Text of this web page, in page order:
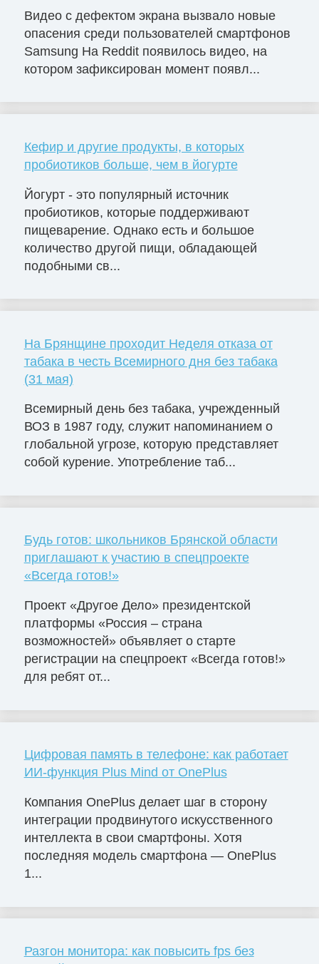
Видео с дефектом экрана вызвало новые
опасения среди пользователей смартфонов
Samsung На Reddit появилось видео, на
котором зафиксирован момент появл...
Кефир и другие продукты, в которых
пробиотиков больше, чем в йогурте
Йогурт - это популярный источник
пробиотиков, которые поддерживают
пищеварение. Однако есть и большое
количество другой пищи, обладающей
подобными св...
На Брянщине проходит Неделя отказа от
табака в честь Всемирного дня без табака
(31 мая)
Всемирный день без табака, учрежденный
ВОЗ в 1987 году, служит напоминанием о
глобальной угрозе, которую представляет
собой курение. Употребление таб...
Будь готов: школьников Брянской области
приглашают к участию в спецпроекте
«Всегда готов!»
Проект «Другое Дело» президентской
платформы «Россия – страна
возможностей» объявляет о старте
регистрации на спецпроект «Всегда готов!»
для ребят от...
Цифровая память в телефоне: как работает
ИИ-функция Plus Mind от OnePlus
Компания OnePlus делает шаг в сторону
интеграции продвинутого искусственного
интеллекта в свои смартфоны. Хотя
последняя модель смартфона — OnePlus
1...
Разгон монитора: как повысить fps без